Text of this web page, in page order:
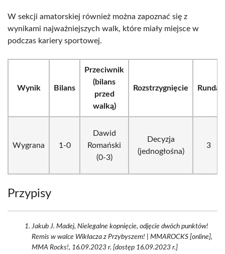
W sekcji amatorskiej również można zapoznać się z
wynikami najważniejszych walk, które miały miejsce w
podczas kariery sportowej.
Wynik Bilans
Przeciwnik
(bilans
przed
walką)
Rozstrzygnięcie Runda
Wygrana 1-0
Dawid
Romański
(0-3)
Decyzja
(jednogłośna)
3
Przypisy
Jakub J. Madej, Nielegalne kopnięcie, odjęcie dwóch punktów!
Remis w walce Wikłacza z Przybyszem! | MMAROCKS [online],
MMA Rocks!, 16.09.2023 r. [dostęp 16.09.2023 r.]